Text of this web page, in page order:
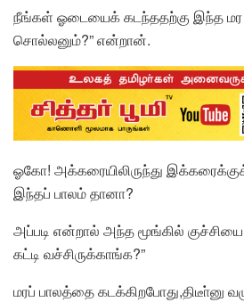
நீங்கள் ஓடையைக் கடந்ததற்கு இந்த மர
சொல்லனும்?” என்றான்.
ஓகோ! அக்கரையிலிருந்து
இந்தப் பாலம் தானா?
அப்படி என்றால் அந்த மூங்கில்
கட்டி வச்சிருக்காங்க?”
மரப் பாலத்தை கடக்கிறபோது,திடீா்னு